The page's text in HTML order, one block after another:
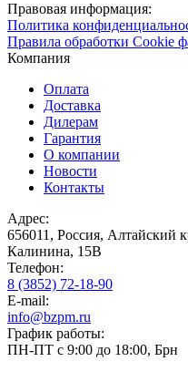
Правовая информация:
Политика
Правила обработки Cookie
Компания
Оплата
Доставка
Дилерам
Гарантия
О компании
Новости
Контакты
Адрес:
656011, Россия, Алтайский
Калинина, 15В
Телефон:
8 (3852) 72-18-90
E-mail:
info@bzpm.ru
График работы:
ПН-ПТ с 9:00 до 18:00, Брн